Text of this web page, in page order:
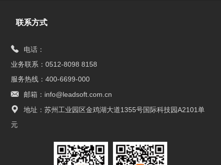
联系方式
电话：
业务联系：0512-8098 8158
服务热线：400-6699-000
邮箱：info@leadsoft.com.cn
地址：苏州工业园区金鸡湖大道1355号国际科技园A2101单
元